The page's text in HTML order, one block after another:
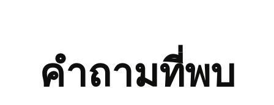
คำถามที่พบ